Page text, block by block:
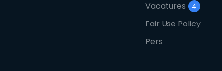
Vacatures
4
Fair Use Policy
Pers